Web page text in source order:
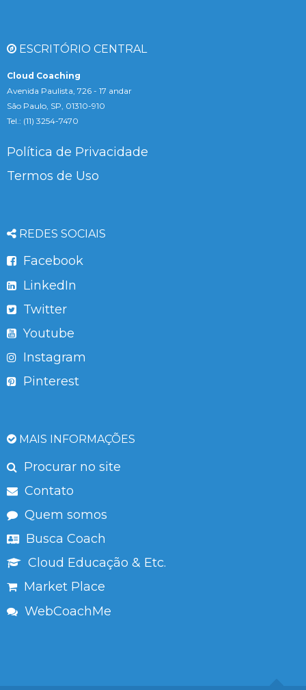
ESCRITÓRIO CENTRAL
Cloud Coaching
Avenida Paulista, 726 - 17 andar
São Paulo, SP, 01310-910
Tel.: (11) 3254-7470
Política de Privacidade
Termos de Uso
REDES SOCIAIS
Facebook
LinkedIn
Twitter
Youtube
Instagram
Pinterest
MAIS INFORMAÇÕES
Procurar no site
Contato
Quem somos
Busca Coach
Cloud Educação & Etc.
Market Place
WebCoachMe